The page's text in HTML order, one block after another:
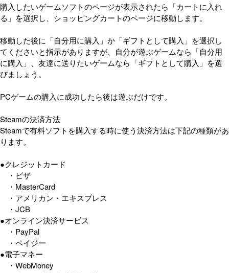
購入したいゲームソフトのページが表示されたら「カートに入れ
る」を選択し、ショッピングカートのページに移動します。
移動した後に「自分用に購入」か「ギフトとして購入」を選択し
てくださいと指示がありますが、自分が遊ぶゲームなら「自分用
に購入」、友達に送りたいゲームなら「ギフトとして購入」を選
びましょう。
PCゲームの購入に成功したら後は遊ぶだけです。
Steamの決済方法
Steamで有料ソフトを購入する時に使う決済方法は下記の種類があ
ります。
●クレジットカード
・ビザ
・MasterCard
・アメリカン・エキスプレス
・JCB
●オンライン決済サービス
・PayPal
・ペイジー
●電子マネー
・WebMoney